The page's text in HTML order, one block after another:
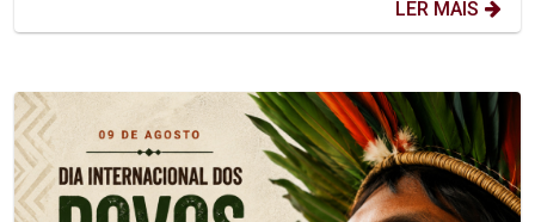
LER MAIS